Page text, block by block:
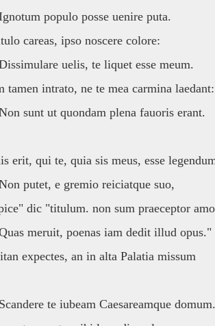
populo posse uenire puta.
careas, ipso noscere colore:
uelis, te liquet esse meum.
tamen intrato, ne te mea carmina laedant:
sunt ut quondam plena fauoris erant.
erit, qui te, quia sis meus, esse
putet, e gremio reiciatque suo,
dic "titulum. non sum praeceptor
meruit, poenas iam dedit illud opus."
expectes, an in alta Palatia missum
te iubeam Caesareamque domum.